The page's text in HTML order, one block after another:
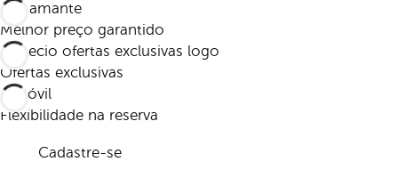
Melhor preço garantido
Ofertas exclusivas
Flexibilidade na reserva
Cadastre-se